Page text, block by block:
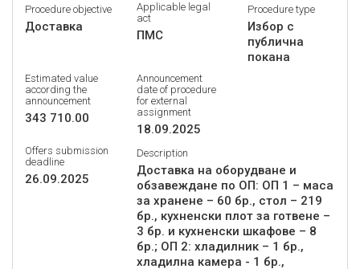
Procedure objective
Доставка
Applicable legal
act
ПМС
Procedure type
Избор с
публична
покана
Estimated value
according the
announcement
343 710.00
Announcement
date of procedure
for external
assignment
18.09.2025
Offers submission
deadline
26.09.2025
Description
Доставка на оборудване и
обзавеждане по ОП: ОП 1 – маса
за хранене – 60 бр., стол – 219
бр., кухненски плот за готвене –
3 бр. и кухненски шкафове – 8
бр.; ОП 2: хладилник – 1 бр.,
хладилна камера - 1 бр.,